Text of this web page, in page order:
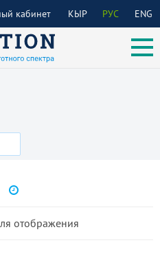
КЫР РУС ENG
кабинет
отображения